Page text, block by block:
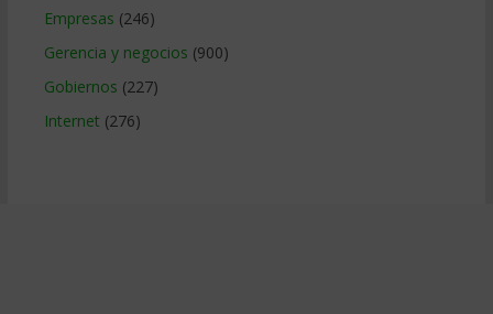
Empresas (246)
Gerencia y negocios (900)
Gobiernos (227)
Internet (276)